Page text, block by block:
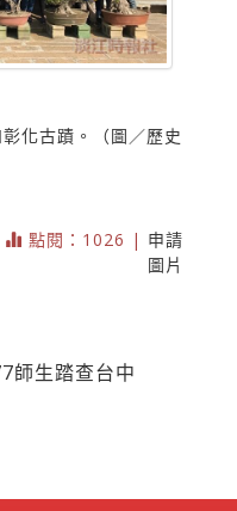
化古蹟。（圖／歷史
點閱：1026 | 申請
圖片
師生踏查台中